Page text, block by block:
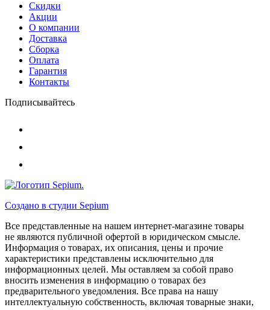
Скидки
Акции
О компании
Доставка
Сборка
Оплата
Гарантия
Контакты
Подписывайтесь
Создано в студии Sepium
Все представленные на нашем интернет-магазине товары
не являются публичной офертой в юридическом смысле.
Информация о товарах, их описания, цены и прочие
характеристики представлены исключительно для
информационных целей. Мы оставляем за собой право
вносить изменения в информацию о товарах без
предварительного уведомления. Все права на нашу
интеллектуальную собственность, включая товарные знаки,